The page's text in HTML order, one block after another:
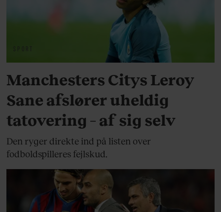
SPORT
Manchesters Citys Leroy
Sane afslører uheldig
tatovering – af sig selv
Den ryger direkte ind på listen over
fodboldspilleres fejlskud.